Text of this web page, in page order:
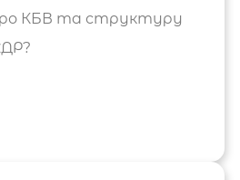
КБВ та структуру